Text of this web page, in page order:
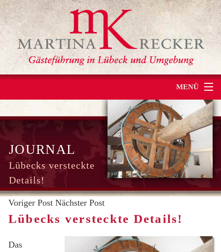
MENÜ
STADTFÜHRUNG
REISEBEGLEITUNG
ÜBER MICH
KONTAKT
JOURNAL
Lübecks versteckte
Details!
Voriger Post Nächster Post
Lübecks versteckte Details!
Das